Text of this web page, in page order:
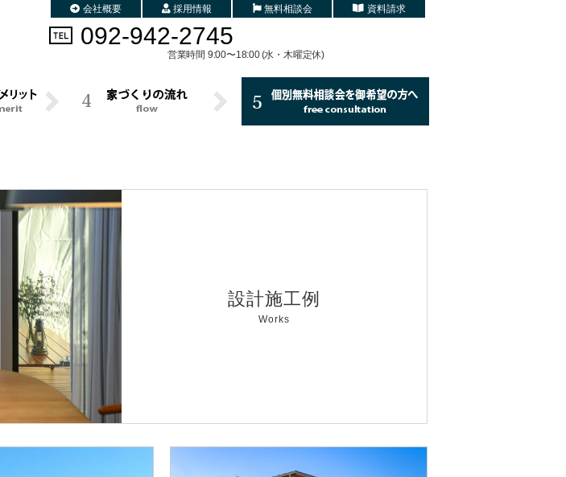
会社概要 採用情報 無料相談会 資料請求
092-942-2745
営業時間 9:00〜18:00 (水・木曜定休)
設計施工例
Works